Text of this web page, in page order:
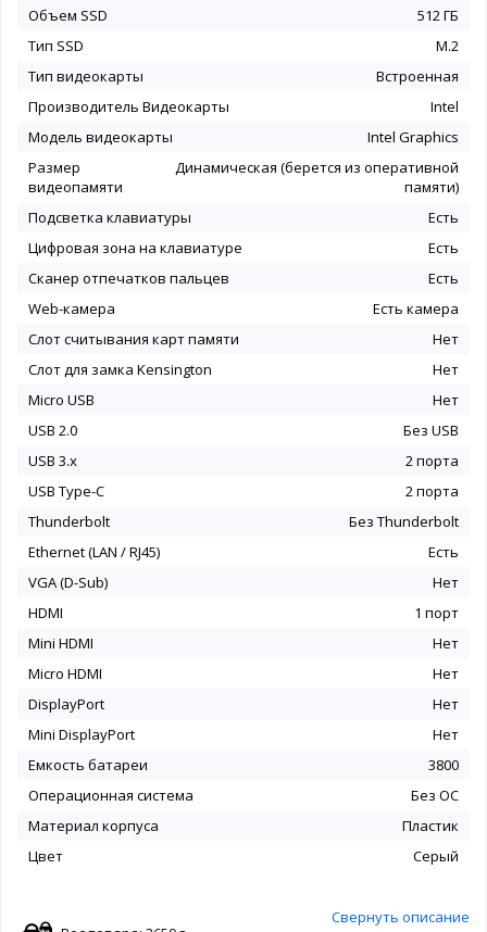
Объем SSD
512 ГБ
Тип SSD
M.2
Тип видеокарты
Встроенная
Производитель Видеокарты
Intel
Модель видеокарты
Intel Graphics
Размер
видеопамяти
Динамическая (берется из оперативной
памяти)
Подсветка клавиатуры
Есть
Цифровая зона на клавиатуре
Есть
Сканер отпечатков пальцев
Есть
Web-камера
Есть камера
Слот считывания карт памяти
Нет
Слот для замка Kensington
Нет
Micro USB
Нет
USB 2.0
Без USB
USB 3.x
2 порта
USB Type-C
2 порта
Thunderbolt
Без Thunderbolt
Ethernet (LAN / RJ45)
Есть
VGA (D-Sub)
Нет
HDMI
1 порт
Mini HDMI
Нет
Micro HDMI
Нет
DisplayPort
Нет
Mini DisplayPort
Нет
Емкость батареи
3800
Операционная система
Без ОС
Материал корпуса
Пластик
Цвет
Серый
Свернуть описание